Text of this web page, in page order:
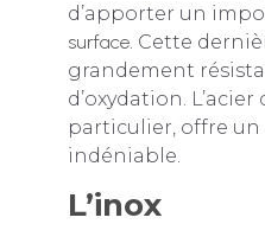
d’apporter un
surface. Cette
grandement
d’oxydation.
particulier, offre
indéniable.
L’inox